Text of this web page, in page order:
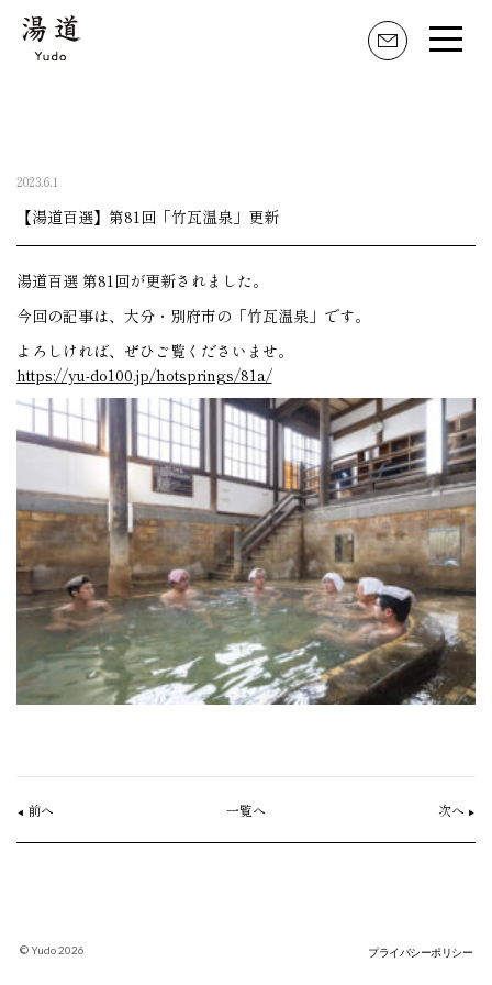
活動内容
湯道のはじめ方
湯道具・職人
湯の記 掲示板
湯道おすすめの湯屋
湯道百選
2023.6.1
【湯道百選】第81回「竹瓦温泉」更新
湯道百選 第81回が更新されました。
今回の記事は、大分・別府市の「竹瓦温泉」です。
よろしければ、ぜひご覧くださいませ。
https://yu-do100.jp/hotsprings/81a/
◀︎ 前へ 一覧へ 次へ ▶︎
©︎ Yudo 2026 プライバシーポリシー